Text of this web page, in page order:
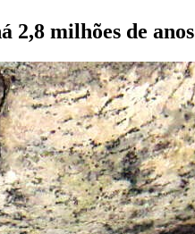
2,8 milhões de anos